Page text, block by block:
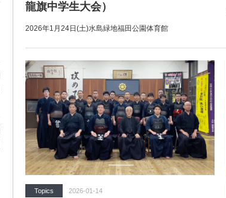
龍旗中学生大会）
2026年1月24日(土)水島緑地福田公園体育館
Topics 2026-01-14